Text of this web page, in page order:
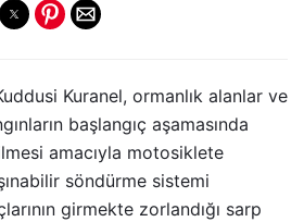
Kuranel, ormanlık alanlar ve
başlangıç aşamasında
amacıyla motosiklete
söndürme sistemi
girmekte zorlandığı sarp